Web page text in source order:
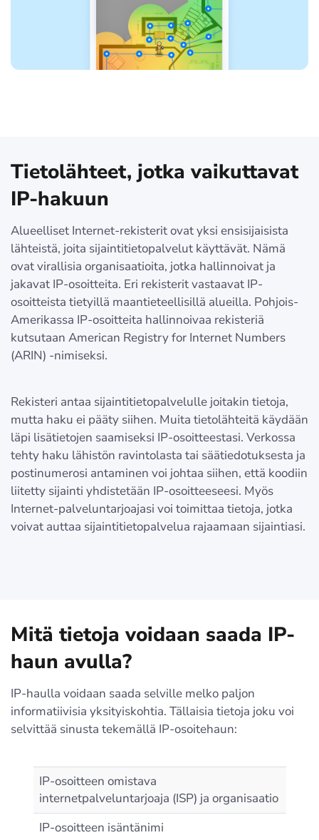
Tietolähteet, jotka vaikuttavat
IP-hakuun
Alueelliset Internet-rekisterit ovat yksi ensisijaisista
lähteistä, joita sijaintitietopalvelut käyttävät. Nämä
ovat virallisia organisaatioita, jotka hallinnoivat ja
jakavat IP-osoitteita. Eri rekisterit vastaavat IP-
osoitteista tietyillä maantieteellisillä alueilla. Pohjois-
Amerikassa IP-osoitteita hallinnoivaa rekisteriä
kutsutaan American Registry for Internet Numbers
(ARIN) -nimiseksi.
Rekisteri antaa sijaintitietopalvelulle joitakin tietoja,
mutta haku ei pääty siihen. Muita tietolähteitä käydään
läpi lisätietojen saamiseksi IP-osoitteestasi. Verkossa
tehty haku lähistön ravintolasta tai säätiedotuksesta ja
postinumerosi antaminen voi johtaa siihen, että koodiin
liitetty sijainti yhdistetään IP-osoitteeseesi. Myös
Internet-palveluntarjoajasi voi toimittaa tietoja, jotka
voivat auttaa sijaintitietopalvelua rajaamaan sijaintiasi.
Mitä tietoja voidaan saada IP-
haun avulla?
IP-haulla voidaan saada selville melko paljon
informatiivisia yksityiskohtia. Tällaisia tietoja joku voi
selvittää sinusta tekemällä IP-osoitehaun:
IP-osoitteen omistava
internetpalveluntarjoaja (ISP) ja organisaatio
IP-osoitteen isäntänimi